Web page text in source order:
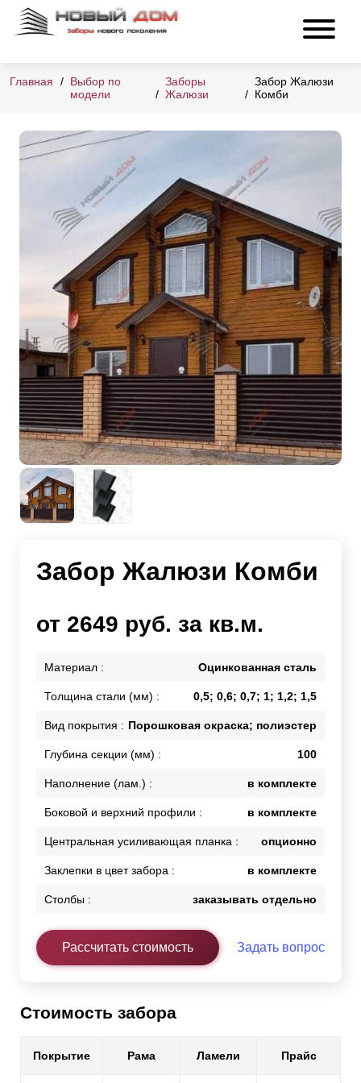
Главная
Выбор по
модели
Заборы
Жалюзи
Забор Жалюзи
Комби
Забор Жалюзи Комби
от 2649 руб. за кв.м.
Материал : Оцинкованная сталь
Толщина стали (мм) : 0,5; 0,6; 0,7; 1; 1,2; 1,5
Вид покрытия : Порошковая окраска; полиэстер
Глубина секции (мм) : 100
Наполнение (лам.) : в комплекте
Боковой и верхний профили : в комплекте
Центральная усиливающая планка : опционно
Заклепки в цвет забора : в комплекте
Столбы : заказывать отдельно
Рассчитать стоимость Задать вопрос
Стоимость забора
Покрытие Рама Ламели Прайс